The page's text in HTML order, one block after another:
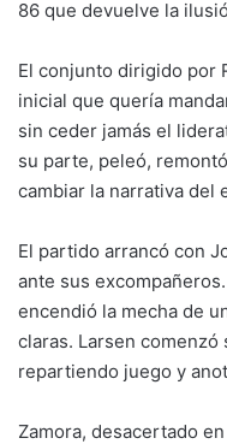
86 que devuelve la
El conjunto dirigido por
inicial que quería
sin ceder jamás el
su parte, peleó,
cambiar la narrativa del
El partido arrancó con
ante sus
encendió la mecha de
claras. Larsen
repartiendo juego y
Zamora, desacertado